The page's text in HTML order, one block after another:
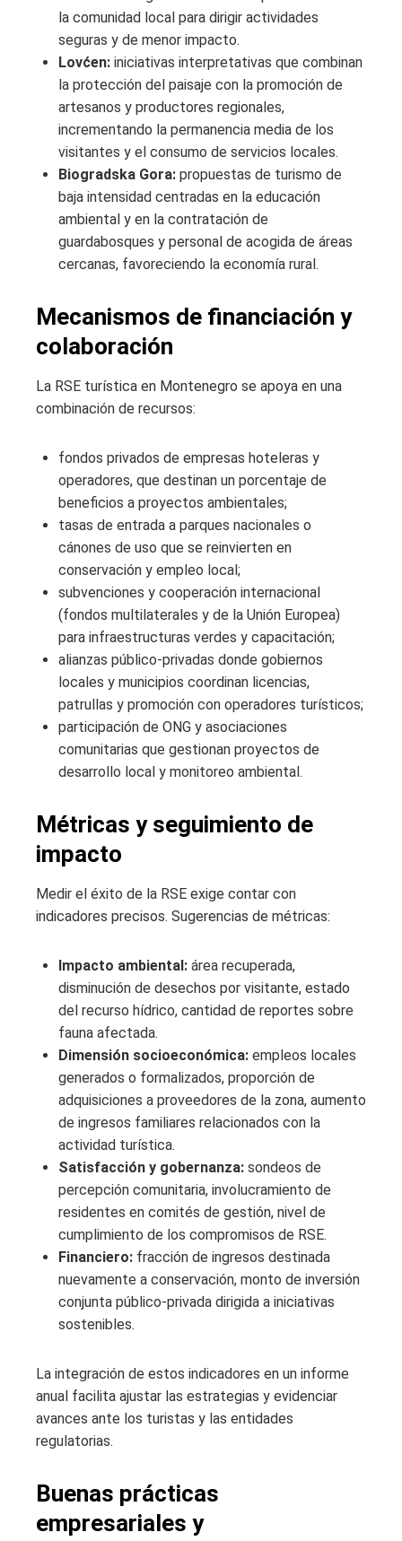
la comunidad local para dirigir actividades
seguras y de menor impacto.
Lovćen: iniciativas interpretativas que combinan
la protección del paisaje con la promoción de
artesanos y productores regionales,
incrementando la permanencia media de los
visitantes y el consumo de servicios locales.
Biogradska Gora: propuestas de turismo de
baja intensidad centradas en la educación
ambiental y en la contratación de
guardabosques y personal de acogida de áreas
cercanas, favoreciendo la economía rural.
Mecanismos de financiación y
colaboración
La RSE turística en Montenegro se apoya en una
combinación de recursos:
fondos privados de empresas hoteleras y
operadores, que destinan un porcentaje de
beneficios a proyectos ambientales;
tasas de entrada a parques nacionales o
cánones de uso que se reinvierten en
conservación y empleo local;
subvenciones y cooperación internacional
(fondos multilaterales y de la Unión Europea)
para infraestructuras verdes y capacitación;
alianzas público-privadas donde gobiernos
locales y municipios coordinan licencias,
patrullas y promoción con operadores turísticos;
participación de ONG y asociaciones
comunitarias que gestionan proyectos de
desarrollo local y monitoreo ambiental.
Métricas y seguimiento de
impacto
Medir el éxito de la RSE exige contar con
indicadores precisos. Sugerencias de métricas:
Impacto ambiental: área recuperada,
disminución de desechos por visitante, estado
del recurso hídrico, cantidad de reportes sobre
fauna afectada.
Dimensión socioeconómica: empleos locales
generados o formalizados, proporción de
adquisiciones a proveedores de la zona, aumento
de ingresos familiares relacionados con la
actividad turística.
Satisfacción y gobernanza: sondeos de
percepción comunitaria, involucramiento de
residentes en comités de gestión, nivel de
cumplimiento de los compromisos de RSE.
Financiero: fracción de ingresos destinada
nuevamente a conservación, monto de inversión
conjunta público-privada dirigida a iniciativas
sostenibles.
La integración de estos indicadores en un informe
anual facilita ajustar las estrategias y evidenciar
avances ante los turistas y las entidades
regulatorias.
Buenas prácticas
empresariales y